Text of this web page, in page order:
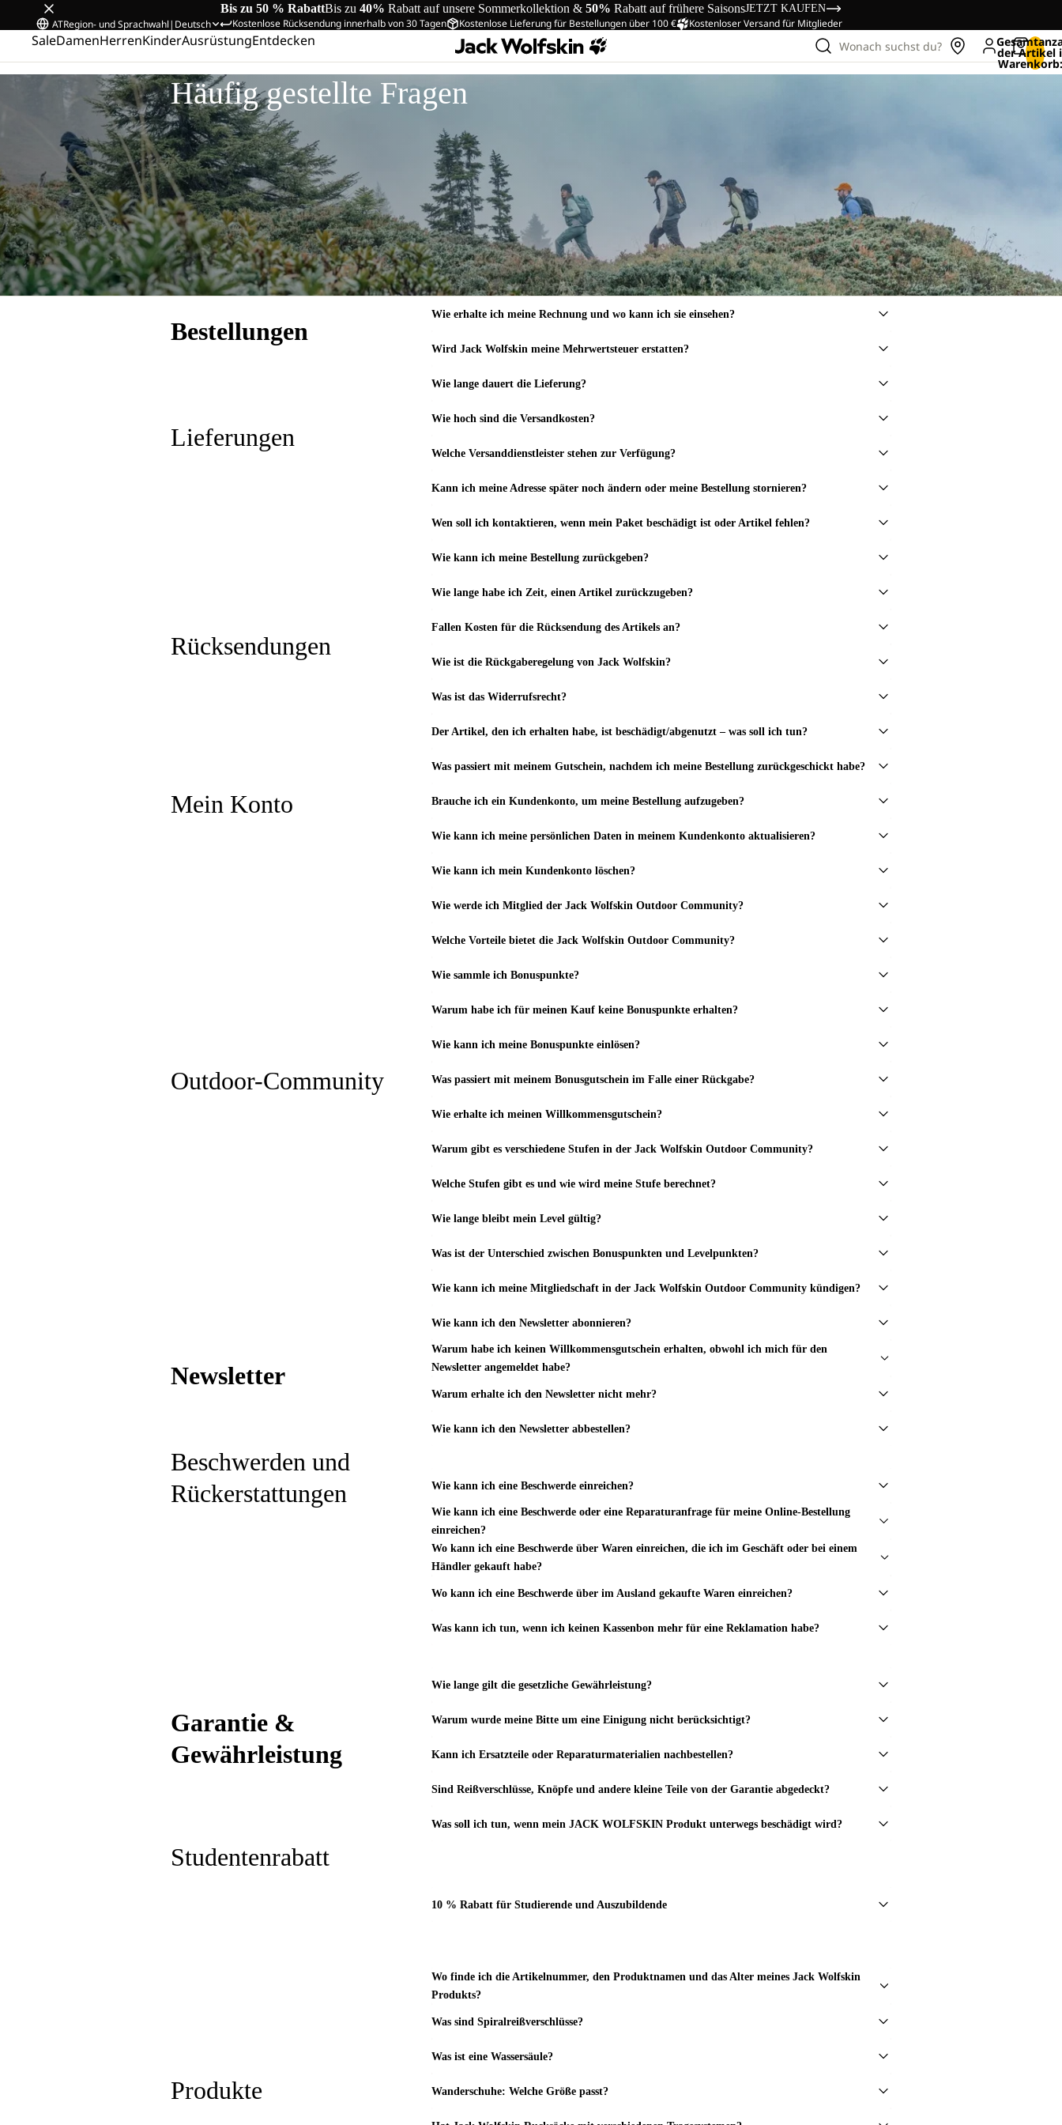
Bis zu 50 % RabattBis zu 40% Rabatt auf unsere Sommerkollektion & 50% Rabatt auf frühere SaisonsJETZT KAUFEN
Kostenlose Rücksendung innerhalb von 30 Tagen Kostenlose Lieferung für Bestellungen über 100 € Kostenloser Versand für Mitglieder
ATRegion- und Sprachwahl| Deutsch
SaleDamenHerrenKinderAusrüstungEntdecken Wonach suchst du? der Artikel
Häufig gestellte Fragen
Bestellungen
Wie erhalte ich meine Rechnung und wo kann ich sie einsehen?
Wird Jack Wolfskin meine Mehrwertsteuer erstatten?
Lieferungen
Wie lange dauert die Lieferung?
Wie hoch sind die Versandkosten?
Welche Versanddienstleister stehen zur Verfügung?
Kann ich meine Adresse später noch ändern oder meine Bestellung stornieren?
Wen soll ich kontaktieren, wenn mein Paket beschädigt ist oder Artikel fehlen?
Rücksendungen
Wie kann ich meine Bestellung zurückgeben?
Wie lange habe ich Zeit, einen Artikel zurückzugeben?
Fallen Kosten für die Rücksendung des Artikels an?
Wie ist die Rückgaberegelung von Jack Wolfskin?
Was ist das Widerrufsrecht?
Der Artikel, den ich erhalten habe, ist beschädigt/abgenutzt – was soll ich tun?
Was passiert mit meinem Gutschein, nachdem ich meine Bestellung zurückgeschickt habe?
Mein Konto Brauche ich ein Kundenkonto, um meine Bestellung aufzugeben?
Wie kann ich meine persönlichen Daten in meinem Kundenkonto aktualisieren?
Wie kann ich mein Kundenkonto löschen?
Outdoor-Community
Wie werde ich Mitglied der Jack Wolfskin Outdoor Community?
Welche Vorteile bietet die Jack Wolfskin Outdoor Community?
Wie sammle ich Bonuspunkte?
Warum habe ich für meinen Kauf keine Bonuspunkte erhalten?
Wie kann ich meine Bonuspunkte einlösen?
Was passiert mit meinem Bonusgutschein im Falle einer Rückgabe?
Wie erhalte ich meinen Willkommensgutschein?
Warum gibt es verschiedene Stufen in der Jack Wolfskin Outdoor Community?
Welche Stufen gibt es und wie wird meine Stufe berechnet?
Wie lange bleibt mein Level gültig?
Was ist der Unterschied zwischen Bonuspunkten und Levelpunkten?
Wie kann ich meine Mitgliedschaft in der Jack Wolfskin Outdoor Community kündigen?
Newsletter
Wie kann ich den Newsletter abonnieren?
Warum habe ich keinen Willkommensgutschein erhalten, obwohl ich mich für den
Newsletter angemeldet habe?
Warum erhalte ich den Newsletter nicht mehr?
Wie kann ich den Newsletter abbestellen?
Beschwerden und
Rückerstattungen
Wie kann ich eine Beschwerde einreichen?
Wie kann ich eine Beschwerde oder eine Reparaturanfrage für meine Online-Bestellung
einreichen?
Wo kann ich eine Beschwerde über Waren einreichen, die ich im Geschäft oder bei einem
Händler gekauft habe?
Wo kann ich eine Beschwerde über im Ausland gekaufte Waren einreichen?
Was kann ich tun, wenn ich keinen Kassenbon mehr für eine Reklamation habe?
Garantie &
Gewährleistung
Wie lange gilt die gesetzliche Gewährleistung?
Warum wurde meine Bitte um eine Einigung nicht berücksichtigt?
Kann ich Ersatzteile oder Reparaturmaterialien nachbestellen?
Sind Reißverschlüsse, Knöpfe und andere kleine Teile von der Garantie abgedeckt?
Was soll ich tun, wenn mein JACK WOLFSKIN Produkt unterwegs beschädigt wird?
Studentenrabatt
10 % Rabatt für Studierende und Auszubildende
Produkte
Wo finde ich die Artikelnummer, den Produktnamen und das Alter meines Jack Wolfskin
Produkts?
Was sind Spiralreißverschlüsse?
Was ist eine Wassersäule?
Wanderschuhe: Welche Größe passt?